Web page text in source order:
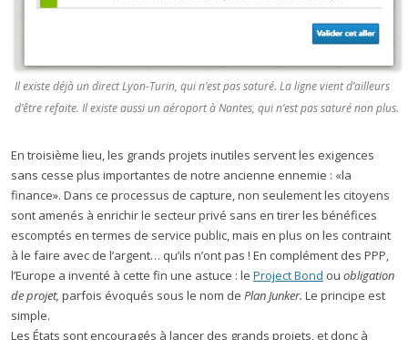
Il existe déjà un direct Lyon-Turin, qui n’est pas saturé. La ligne vient d’ailleurs
d’être refaite. Il existe aussi un aéroport à Nantes, qui n’est pas saturé non plus.
En troisième lieu, les grands projets inutiles servent les exigences
sans cesse plus importantes de notre ancienne ennemie : «la
finance». Dans ce processus de capture, non seulement les citoyens
sont amenés à enrichir le secteur privé sans en tirer les bénéfices
escomptés en termes de service public, mais en plus on les contraint
à le faire avec de l’argent… qu’ils n’ont pas ! En complément des PPP,
l’Europe a inventé à cette fin une astuce : le Project Bond ou obligation
de projet, parfois évoqués sous le nom de Plan Junker. Le principe est
simple.
Les États sont encouragés à lancer des grands projets, et donc à